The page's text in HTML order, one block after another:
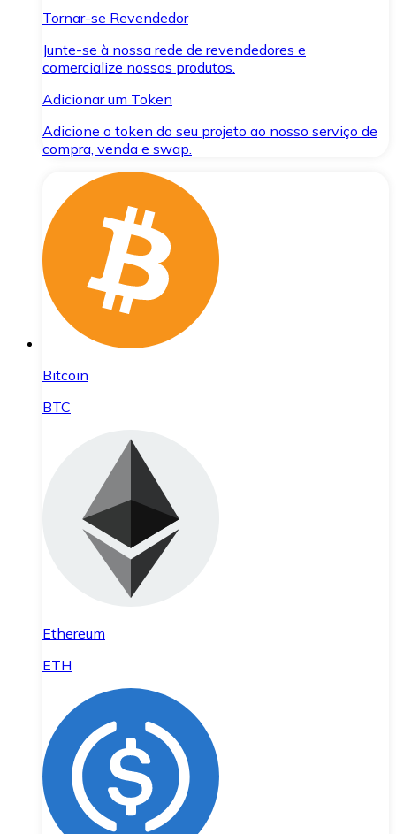
Tornar-se Revendedor
Junte-se à nossa rede de revendedores e
comercialize nossos produtos.
Adicionar um Token
Adicione o token do seu projeto ao nosso serviço de
compra, venda e swap.
Bitcoin
BTC
Ethereum
ETH